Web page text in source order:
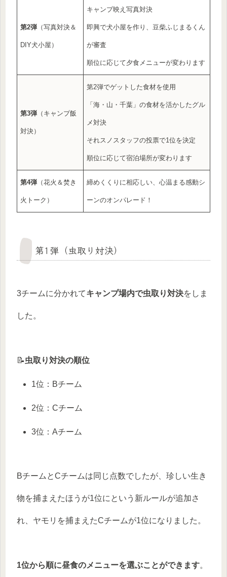
第2弾 （写真対決＆
DIY犬小屋）
キャンプ映え写真対決
即興で犬小屋を作り、豆柴ふじまるくん
が審査
順位に応じて夕食メニューが変わります
第3弾 （キャンプ飯
対決）
第2弾でゲットした食材を使用
「海・山・千葉」の食材を活かしたグル
メ対決
それスノスタッフの投票で1位を決定
順位に応じて宿泊場所が変わります
第4弾 （花火＆焚き
火トーク）
締めくくりに相応しい、心温まる感動シ
ーンのオンパレード！
第1弾（虫取り対決）
3チームに分かれてキャンプ場内で虫取り対決をしま
した。
📝虫取り対決の順位
1位：Bチーム
2位：Cチーム
3位：Aチーム
BチームとCチームは同じ点数でしたが、珍しい生き
物を捕まえたほうが1位にという新ルールが追加さ
れ、ヤモリを捕まえたCチームが1位になりました。
1位から順に昼食のメニューを選ぶことができます。